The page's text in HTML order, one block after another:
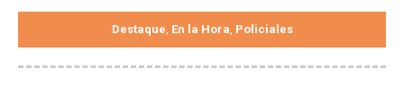
Destaque, En la Hora, Policiales